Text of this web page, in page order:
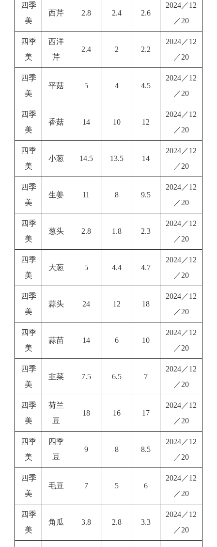
四季
美
西芹 2.8 2.4 2.6
2024／12
／20
四季
美
西洋
芹
2.4 2 2.2
2024／12
／20
四季
美
平菇 5 4 4.5
2024／12
／20
四季
美
香菇 14 10 12
2024／12
／20
四季
美
小葱 14.5 13.5 14
2024／12
／20
四季
美
生姜 11 8 9.5
2024／12
／20
四季
美
葱头 2.8 1.8 2.3
2024／12
／20
四季
美
大葱 5 4.4 4.7
2024／12
／20
四季
美
蒜头 24 12 18
2024／12
／20
四季
美
蒜苗 14 6 10
2024／12
／20
四季
美
韭菜 7.5 6.5 7
2024／12
／20
四季
美
荷兰
豆
18 16 17
2024／12
／20
四季
美
四季
豆
9 8 8.5
2024／12
／20
四季
美
毛豆 7 5 6
2024／12
／20
四季
美
角瓜 3.8 2.8 3.3
2024／12
／20